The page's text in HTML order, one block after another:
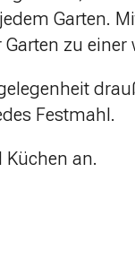
Garten.
zu einer
Festmahl.
Küchen an.